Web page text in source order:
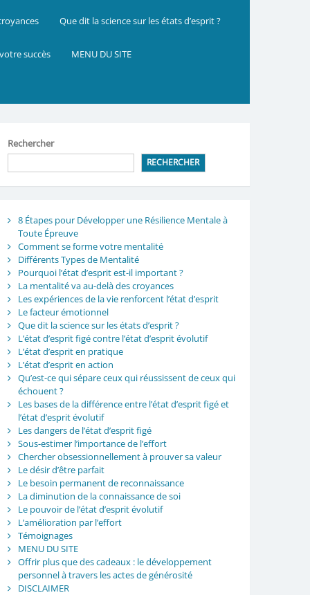
Que dit la science sur les états d’esprit ?
succès MENU DU SITE
Rechercher
RECHERCHER
8 Étapes pour Développer une Résilience Mentale à
Toute Épreuve
Comment se forme votre mentalité
Différents Types de Mentalité
Pourquoi l’état d’esprit est-il important ?
La mentalité va au-delà des croyances
Les expériences de la vie renforcent l’état d’esprit
Le facteur émotionnel
Que dit la science sur les états d’esprit ?
L’état d’esprit figé contre l’état d’esprit évolutif
L’état d’esprit en pratique
L’état d’esprit en action
Qu’est-ce qui sépare ceux qui réussissent de ceux qui
échouent ?
Les bases de la différence entre l’état d’esprit figé et
l’état d’esprit évolutif
Les dangers de l’état d’esprit figé
Sous-estimer l’importance de l’effort
Chercher obsessionnellement à prouver sa valeur
Le désir d’être parfait
Le besoin permanent de reconnaissance
La diminution de la connaissance de soi
Le pouvoir de l’état d’esprit évolutif
L’amélioration par l’effort
Témoignages
MENU DU SITE
Offrir plus que des cadeaux : le développement
personnel à travers les actes de générosité
DISCLAIMER